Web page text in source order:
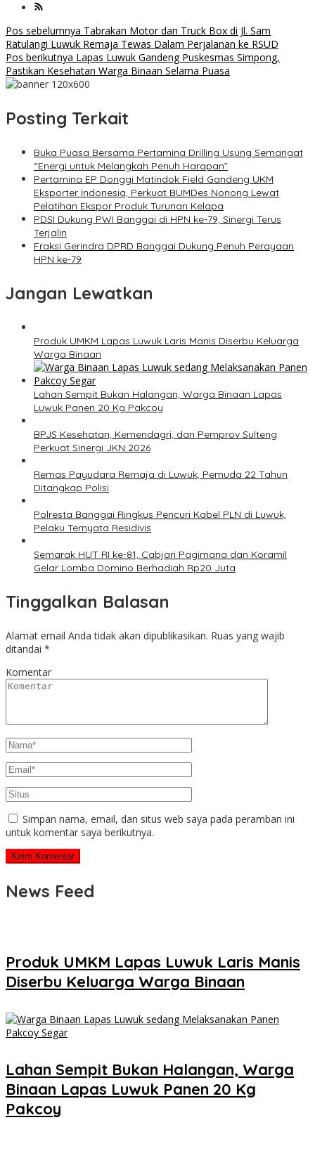
Navigasi
pos
Pos sebelumnya Tabrakan Motor dan Truck Box di Jl. Sam
Ratulangi Luwuk Remaja Tewas Dalam Perjalanan ke RSUD
Pos berikutnya Lapas Luwuk Gandeng Puskesmas Simpong,
Pastikan Kesehatan Warga Binaan Selama Puasa
Posting Terkait
Buka Puasa Bersama Pertamina Drilling Usung Semangat
“Energi untuk Melangkah Penuh Harapan”
Pertamina EP Donggi Matindok Field Gandeng UKM
Eksporter Indonesia, Perkuat BUMDes Nonong Lewat
Pelatihan Ekspor Produk Turunan Kelapa
PDSI Dukung PWI Banggai di HPN ke-79, Sinergi Terus
Terjalin
Fraksi Gerindra DPRD Banggai Dukung Penuh Perayaan
HPN ke-79
Jangan Lewatkan
Produk UMKM Lapas Luwuk Laris Manis Diserbu Keluarga
Warga Binaan
Lahan Sempit Bukan Halangan, Warga Binaan Lapas
Luwuk Panen 20 Kg Pakcoy
BPJS Kesehatan, Kemendagri, dan Pemprov Sulteng
Perkuat Sinergi JKN 2026
Remas Payudara Remaja di Luwuk, Pemuda 22 Tahun
Ditangkap Polisi
Polresta Banggai Ringkus Pencuri Kabel PLN di Luwuk,
Pelaku Ternyata Residivis
Semarak HUT RI ke-81, Cabjari Pagimana dan Koramil
Gelar Lomba Domino Berhadiah Rp20 Juta
Tinggalkan Balasan
Alamat email Anda tidak akan dipublikasikan. Ruas yang wajib
ditandai *
Komentar
Simpan nama, email, dan situs web saya pada peramban ini
untuk komentar saya berikutnya.
News Feed
Produk UMKM Lapas Luwuk Laris Manis
Diserbu Keluarga Warga Binaan
Lahan Sempit Bukan Halangan, Warga
Binaan Lapas Luwuk Panen 20 Kg
Pakcoy